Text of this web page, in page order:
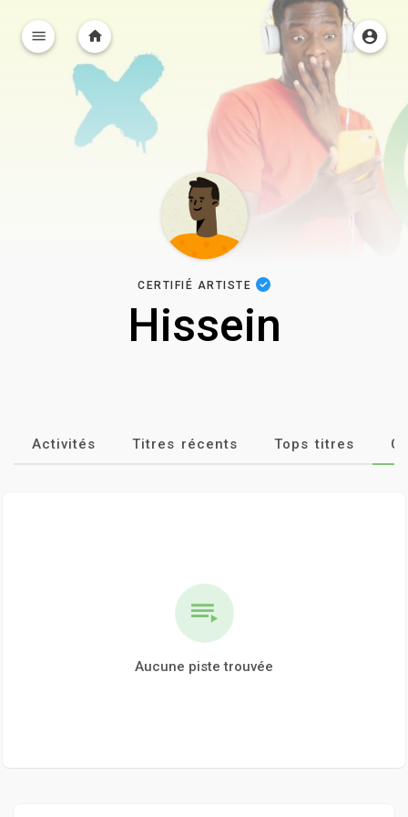
CERTIFIÉ ARTISTE
Hissein
Activités Titres récents Tops titres
Aucune piste trouvée